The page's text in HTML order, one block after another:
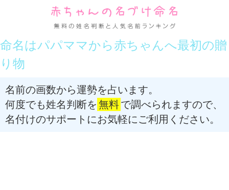
命名はパパママから赤ちゃんへ最初の贈
り物
名前の画数から運勢を占います。
何度でも姓名判断を 無料で調べられますので、
名付けのサポートにお気軽にご利用ください。